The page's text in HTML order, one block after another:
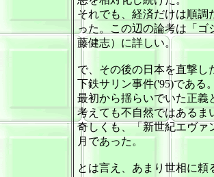
それでも、経済だけは順調
った。この辺の論考は「
藤健志）に詳しい。
で、その後の日本を直撃し
下鉄サリン事件('95)である
最初から揺らいでいた正義
考えても不自然ではあるま
奇しくも、「新世紀エヴァ
月であった。
とは言え、あまり世相に